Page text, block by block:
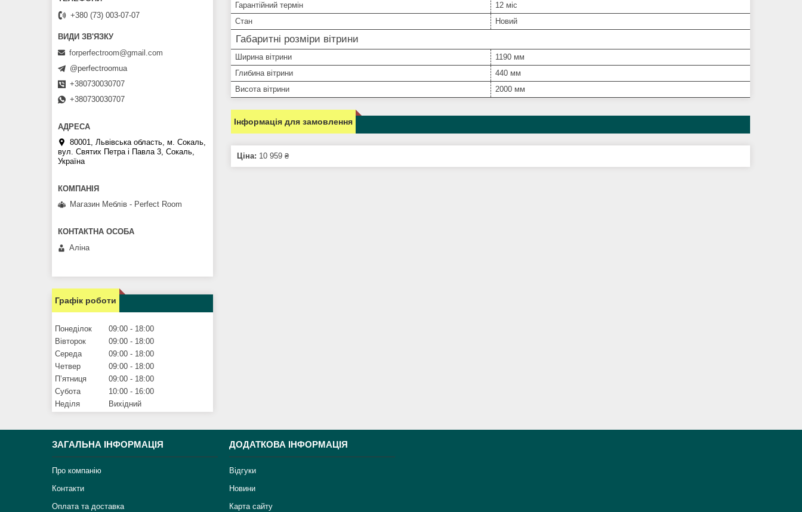
Гарантійний термін
12 міс
Стан
Новий
Габаритні розміри вітрини
Ширина вітрини
1190 мм
Глибина вітрини
440 мм
Висота вітрини
2000 мм
Інформація для замовлення
Ціна: 10 959 ₴
+380 (73) 003-07-07
forperfectroom@gmail.com
@perfectroomua
+380730030707
+380730030707
80001, Львівська область, м. Сокаль,
вул. Святих Петра і Павла 3, Сокаль,
Україна
Магазин Меблів - Perfect Room
Аліна
Графік роботи
Понеділок 09:00
18:00
Вівторок
09:00
18:00
Середа
09:00
18:00
Четвер
09:00
18:00
Пʼятниця
09:00
18:00
Субота
10:00
16:00
Неділя
Вихідний
ЗАГАЛЬНА ІНФОРМАЦІЯ
Про компанію
Контакти
Оплата та доставка
ДОДАТКОВА ІНФОРМАЦІЯ
Відгуки
Новини
Карта сайту